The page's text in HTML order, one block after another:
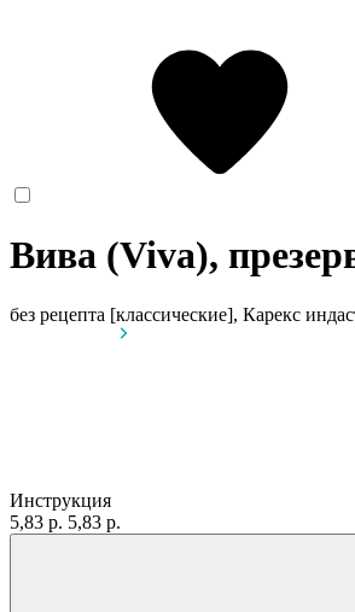
Вива (Viva),
без рецепта [классические], Карекс
Инструкция
5,83 р. 5,83 р.